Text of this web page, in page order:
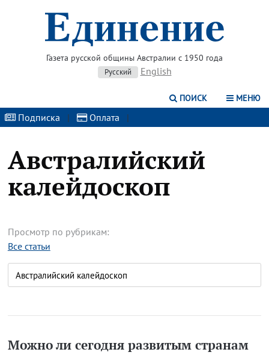
Газета русской общины Австралии с 1950 года
Русский English
ПОИСК МЕНЮ
Подписка | Оплата |
Австралийский
калейдоскоп
Просмотр по рубрикам:
Все статьи
Можно ли сегодня развитым странам